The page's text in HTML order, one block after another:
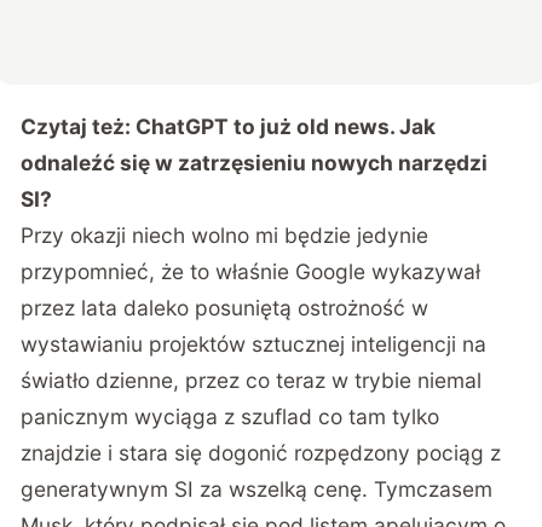
Czytaj też: ChatGPT to już old news. Jak
odnaleźć się w zatrzęsieniu nowych narzędzi
SI?
Przy okazji niech wolno mi będzie jedynie
przypomnieć, że to właśnie Google wykazywał
przez lata daleko posuniętą ostrożność w
wystawianiu projektów sztucznej inteligencji na
światło dzienne, przez co teraz w trybie niemal
panicznym wyciąga z szuflad co tam tylko
znajdzie i stara się dogonić rozpędzony pociąg z
generatywnym SI za wszelką cenę. Tymczasem